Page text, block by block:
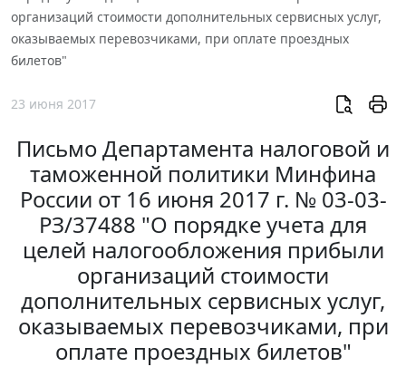
организаций стоимости дополнительных сервисных услуг,
оказываемых перевозчиками, при оплате проездных
билетов"
23 июня 2017
Письмо Департамента налоговой и
таможенной политики Минфина
России от 16 июня 2017 г. № 03-03-
РЗ/37488 "О порядке учета для
целей налогообложения прибыли
организаций стоимости
дополнительных сервисных услуг,
оказываемых перевозчиками, при
оплате проездных билетов"